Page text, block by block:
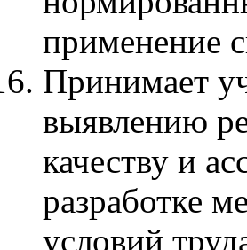
применение
Принимает
выявлению
качеству и
разработке
условий